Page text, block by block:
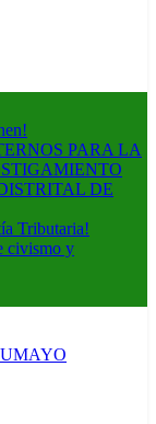
PARA LA
DE
Tributaria!
civismo y